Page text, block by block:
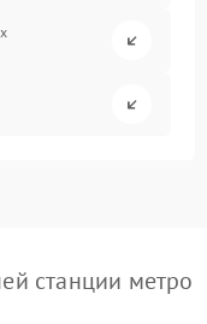
станции метро